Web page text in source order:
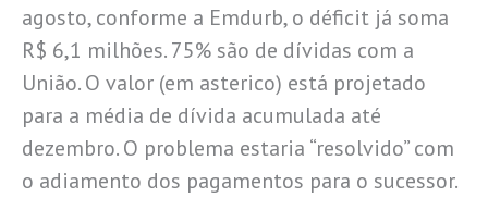
agosto, conforme a Emdurb, o déficit já soma
R$ 6,1 milhões. 75% são de dívidas com a
União. O valor (em asterico) está projetado
para a média de dívida acumulada até
dezembro. O problema estaria “resolvido” com
o adiamento dos pagamentos para o sucessor.